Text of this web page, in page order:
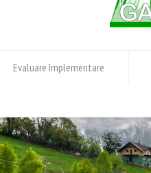
Evaluare Implementare